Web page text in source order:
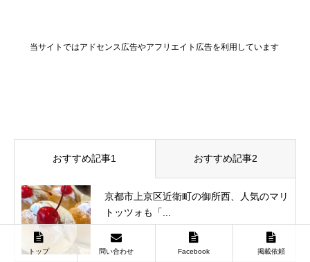
当サイトではアドセンス広告やアフリエイト広告を利用しています
おすすめ記事1 おすすめ記事2
京都市上京区近衛町の御所西、人気のマリ
トッツォも「...
トップ 問い合わせ Facebook 掲載依頼